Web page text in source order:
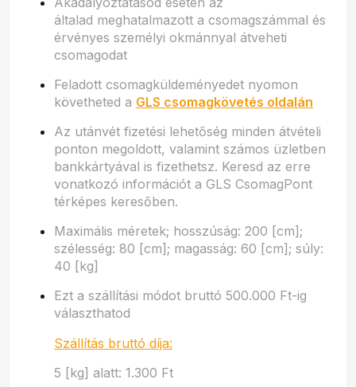
általad meghatalmazott a csomagszámmal és
érvényes személyi okmánnyal átveheti
csomagodat
Feladott csomagküldeményedet nyomon
követheted a GLS csomagkövetés oldalán
Az utánvét fizetési lehetőség minden átvételi
ponton megoldott, valamint számos üzletben
bankkártyával is fizethetsz. Keresd az erre
vonatkozó információt a GLS CsomagPont
térképes keresőben.
Maximális méretek; hosszúság: 200 [cm];
szélesség: 80 [cm]; magasság: 60 [cm]; súly:
40 [kg]
Ezt a szállítási módot bruttó 500.000 Ft-ig
választhatod
Szállítás bruttó díja:
5 [kg] alatt: 1.300 Ft